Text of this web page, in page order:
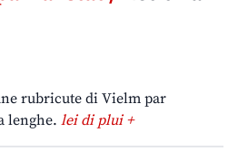
rubricute di Vielm par
lenghe. lei di plui +